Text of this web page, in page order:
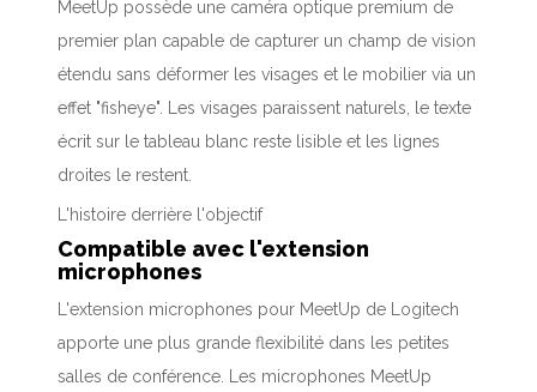
MeetUp possède une caméra optique premium de
premier plan capable de capturer un champ de vision
étendu sans déformer les visages et le mobilier via un
effet "fisheye". Les visages paraissent naturels, le texte
écrit sur le tableau blanc reste lisible et les lignes
droites le restent.
L'histoire derrière l'objectif
Compatible avec l'extension
microphones
L'extension microphones pour MeetUp de Logitech
apporte une plus grande flexibilité dans les petites
salles de conférence. Les microphones MeetUp